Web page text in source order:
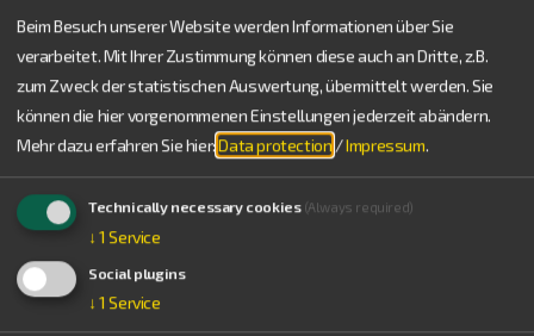
Größe (Quadratmeter): 35
Belegung: 1-3 Personen
Verfügbarkeiten anzeigen
Fewo 5 45 qm
heute ab15,00 € pro Einheit/ Nacht für 3
Beim Besuch unserer Website werden Informationen über Sie
verarbeitet. Mit Ihrer Zustimmung können diese auch an Dritte, z.B.
zum Zweck der statistischen Auswertung, übermittelt werden. Sie
können die hier vorgenommenen Einstellungen jederzeit abändern.
Mehr dazu erfahren Sie hier:Data protection /Impressum.
Technically necessary cookies (Always required)
↓ 1 Service
Social plugins
↓ 1 Service